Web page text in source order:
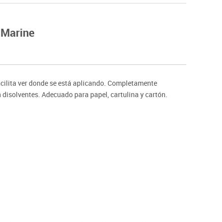
Deportes raqueta
Gimnasia rítmica
ver donde se está aplicando. Completamente
Adecuado para papel, cartulina y cartón.